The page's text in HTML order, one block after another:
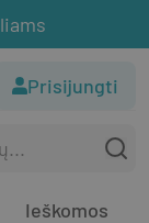
Prisijungti
Ieškomos